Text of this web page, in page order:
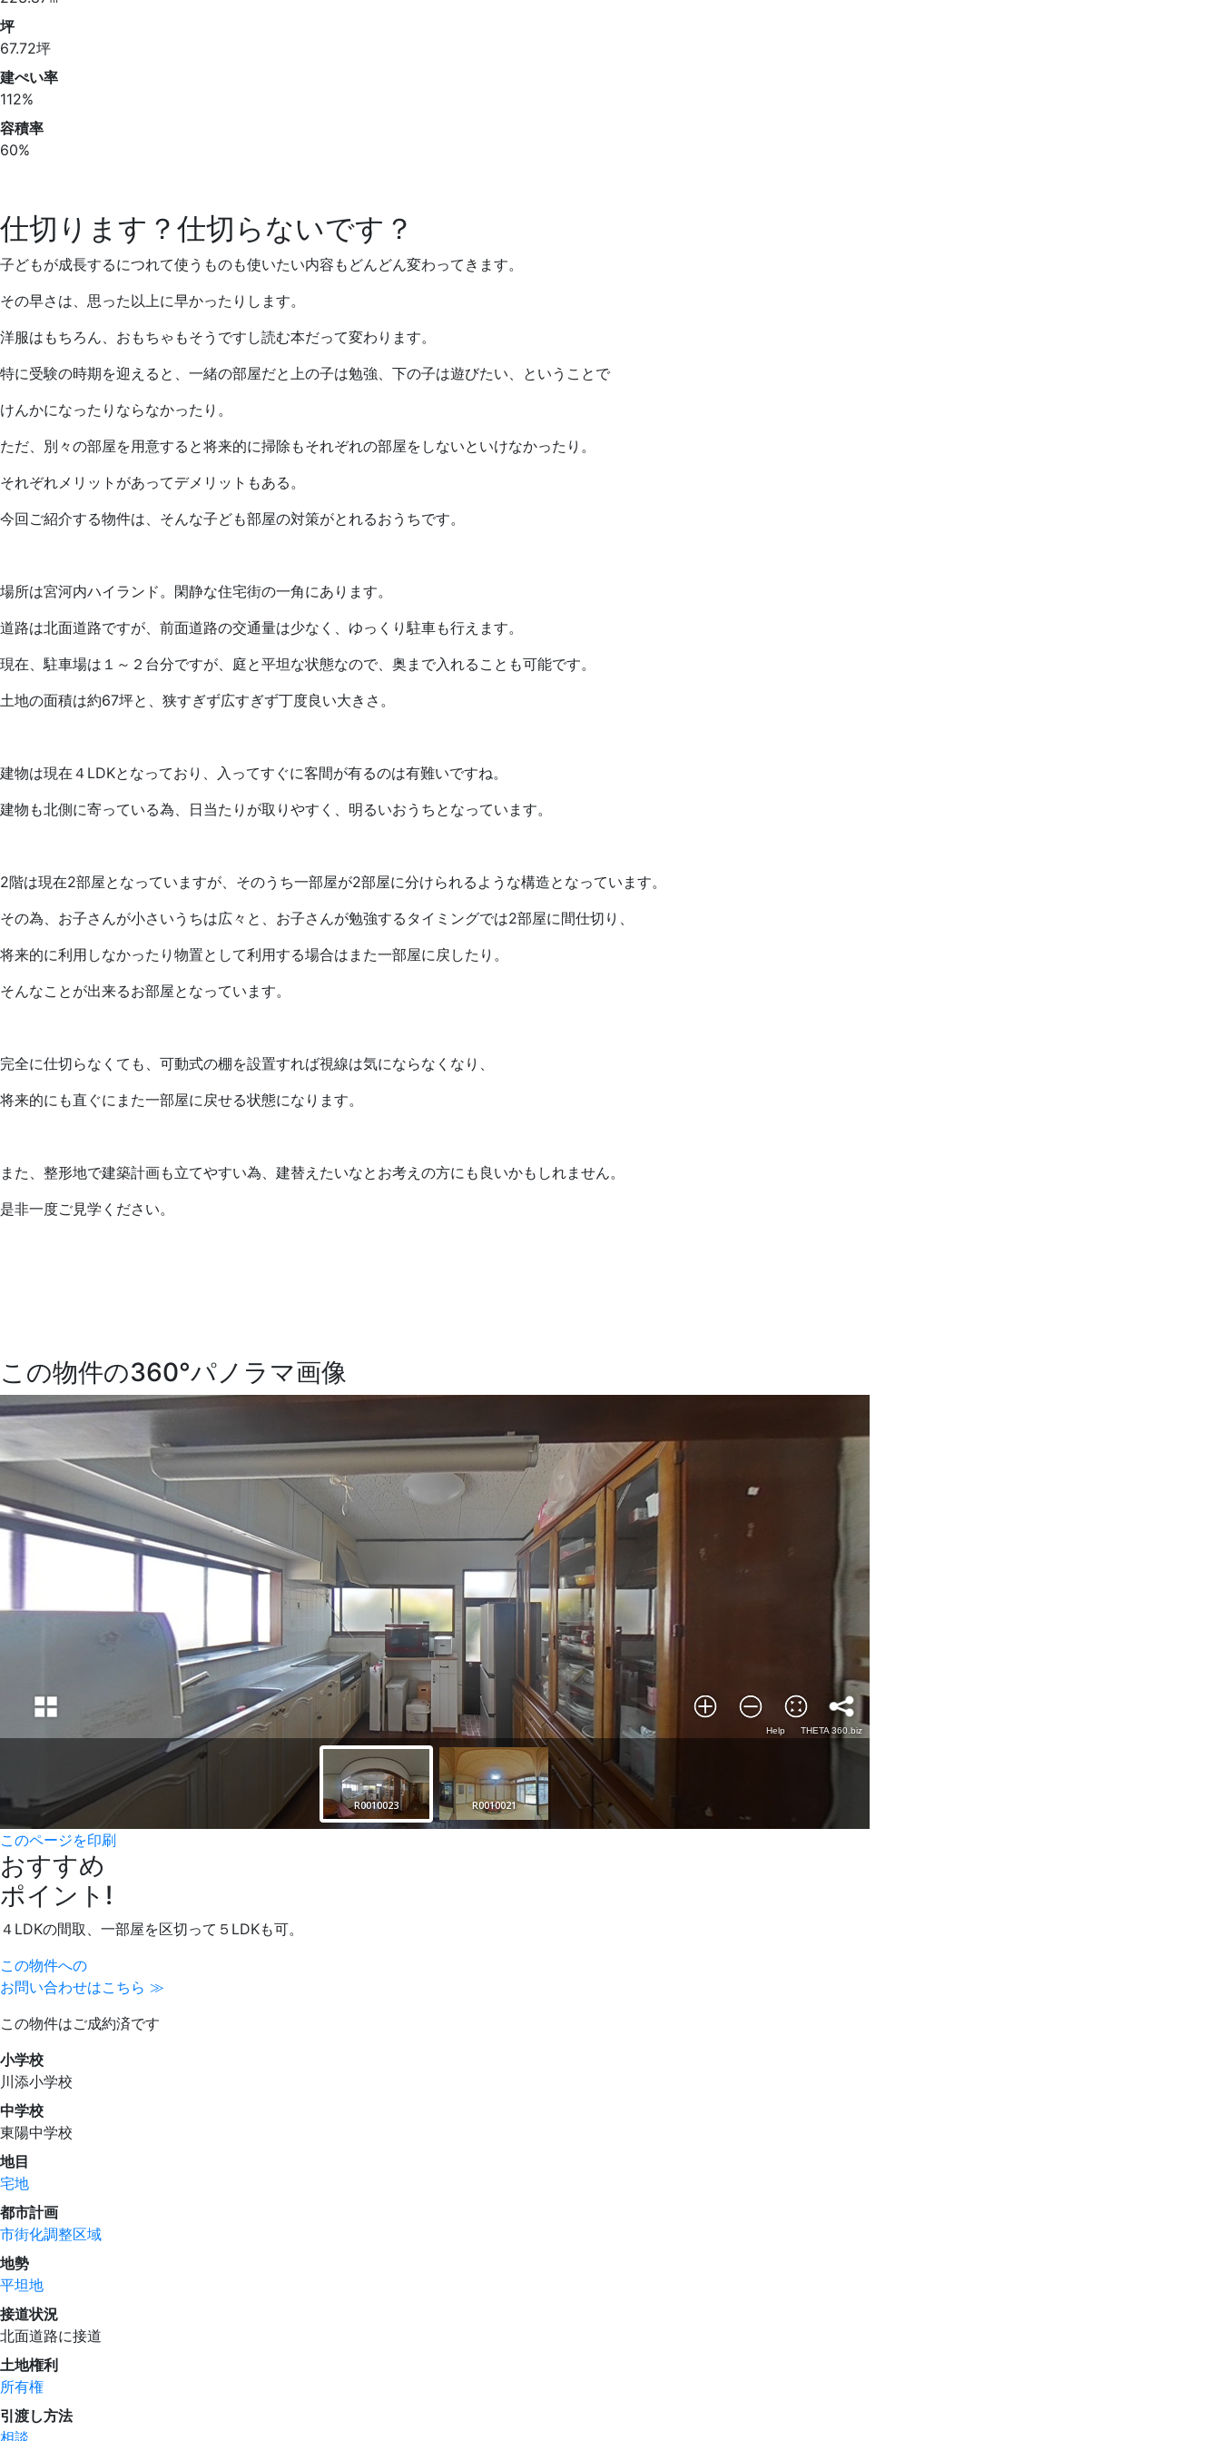
坪
67.72坪
建ぺい率
112%
容積率
60%
仕切ります？仕切らないです？
子どもが成長するにつれて使うものも使いたい内容もどんどん変わってきます。
その早さは、思った以上に早かったりします。
洋服はもちろん、おもちゃもそうですし読む本だって変わります。
特に受験の時期を迎えると、一緒の部屋だと上の子は勉強、下の子は遊びたい、ということで
けんかになったりならなかったり。
ただ、別々の部屋を用意すると将来的に掃除もそれぞれの部屋をしないといけなかったり。
それぞれメリットがあってデメリットもある。
今回ご紹介する物件は、そんな子ども部屋の対策がとれるおうちです。
場所は宮河内ハイランド。閑静な住宅街の一角にあります。
道路は北面道路ですが、前面道路の交通量は少なく、ゆっくり駐車も行えます。
現在、駐車場は１～２台分ですが、庭と平坦な状態なので、奥まで入れることも可能です。
土地の面積は約67坪と、狭すぎず広すぎず丁度良い大きさ。
建物は現在４LDKとなっており、入ってすぐに客間が有るのは有難いですね。
建物も北側に寄っている為、日当たりが取りやすく、明るいおうちとなっています。
2階は現在2部屋となっていますが、そのうち一部屋が2部屋に分けられるような構造となっています。
その為、お子さんが小さいうちは広々と、お子さんが勉強するタイミングでは2部屋に間仕切り、
将来的に利用しなかったり物置として利用する場合はまた一部屋に戻したり。
そんなことが出来るお部屋となっています。
完全に仕切らなくても、可動式の棚を設置すれば視線は気にならなくなり、
将来的にも直ぐにまた一部屋に戻せる状態になります。
また、整形地で建築計画も立てやすい為、建替えたいなとお考えの方にも良いかもしれません。
是非一度ご見学ください。
この物件の360°パノラマ画像
このページを印刷
おすすめ
ポイント!
４LDKの間取、一部屋を区切って５LDKも可。
この物件への
お問い合わせはこちら ≫
この物件はご成約済です
小学校
川添小学校
中学校
東陽中学校
地目
宅地
都市計画
市街化調整区域
地勢
平坦地
接道状況
北面道路に接道
土地権利
所有権
引渡し方法